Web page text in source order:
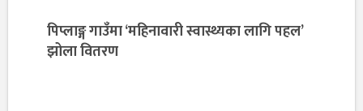
पिप्लाङ्ग गाउँमा ‘महिनावारी स्वास्थ्यका लागि पहल’
झोला वितरण